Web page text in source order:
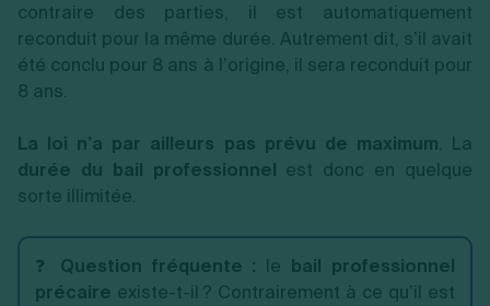
contraire des parties, il est automatiquement
reconduit pour la même durée. Autrement dit, s’il avait
été conclu pour 8 ans à l’origine, il sera reconduit pour
8 ans.
La loi n’a par ailleurs pas prévu de maximum. La
durée du bail professionnel est donc en quelque
sorte illimitée.
❓ Question fréquente : le bail professionnel
précaire existe-t-il ? Contrairement à ce qu’il est